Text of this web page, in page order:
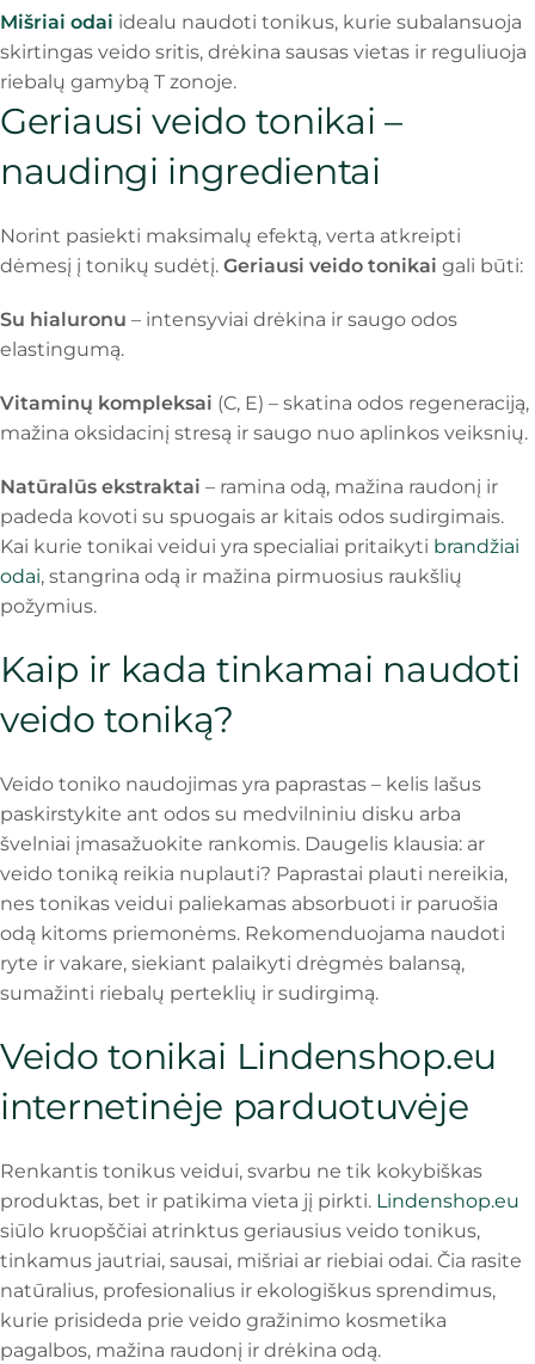
Mišriai odai idealu naudoti tonikus, kurie subalansuoja
skirtingas veido sritis, drėkina sausas vietas ir reguliuoja
riebalų gamybą T zonoje.
Geriausi veido tonikai –
naudingi ingredientai
Norint pasiekti maksimalų efektą, verta atkreipti
dėmesį į tonikų sudėtį. Geriausi veido tonikai gali būti:
Su hialuronu – intensyviai drėkina ir saugo odos
elastingumą.
Vitaminų kompleksai (C, E) – skatina odos regeneraciją,
mažina oksidacinį stresą ir saugo nuo aplinkos veiksnių.
Natūralūs ekstraktai – ramina odą, mažina raudonį ir
padeda kovoti su spuogais ar kitais odos sudirgimais.
Kai kurie tonikai veidui yra specialiai pritaikyti brandžiai
odai, stangrina odą ir mažina pirmuosius raukšlių
požymius.
Kaip ir kada tinkamai naudoti
veido toniką?
Veido toniko naudojimas yra paprastas – kelis lašus
paskirstykite ant odos su medvilniniu disku arba
švelniai įmasažuokite rankomis. Daugelis klausia: ar
veido toniką reikia nuplauti? Paprastai plauti nereikia,
nes tonikas veidui paliekamas absorbuoti ir paruošia
odą kitoms priemonėms. Rekomenduojama naudoti
ryte ir vakare, siekiant palaikyti drėgmės balansą,
sumažinti riebalų perteklių ir sudirgimą.
Veido tonikai Lindenshop.eu
internetinėje parduotuvėje
Renkantis tonikus veidui, svarbu ne tik kokybiškas
produktas, bet ir patikima vieta jį pirkti. Lindenshop.eu
siūlo kruopščiai atrinktus geriausius veido tonikus,
tinkamus jautriai, sausai, mišriai ar riebiai odai. Čia rasite
natūralius, profesionalius ir ekologiškus sprendimus,
kurie prisideda prie veido gražinimo kosmetika
pagalbos, mažina raudonį ir drėkina odą.